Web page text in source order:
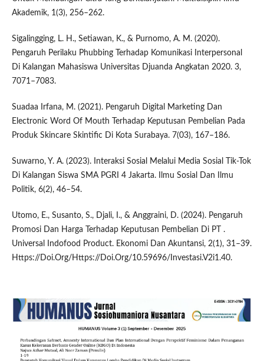
Akademik, 1(3), 256–262.
Sigalingging, L. H., Setiawan, K., & Purnomo, A. M. (2020).
Pengaruh Perilaku Phubbing Terhadap Komunikasi Interpersonal
Di Kalangan Mahasiswa Universitas Djuanda Angkatan 2020. 3,
7071–7083.
Suadaa Irfana, M. (2021). Pengaruh Digital Marketing Dan
Electronic Word Of Mouth Terhadap Keputusan Pembelian Pada
Produk Skincare Skintific Di Kota Surabaya. 7(03), 167–186.
Suwarno, Y. A. (2023). Interaksi Sosial Melalui Media Sosial Tik-Tok
Di Kalangan Siswa SMA PGRI 4 Jakarta. Ilmu Sosial Dan Ilmu
Politik, 6(2), 46–54.
Utomo, E., Susanto, S., Djali, I., & Anggraini, D. (2024). Pengaruh
Promosi Dan Harga Terhadap Keputusan Pembelian Di PT .
Universal Indofood Product. Ekonomi Dan Akuntansi, 2(1), 31–39.
Https://Doi.Org/Https://Doi.Org/10.59696/Investasi.V2i1.40.